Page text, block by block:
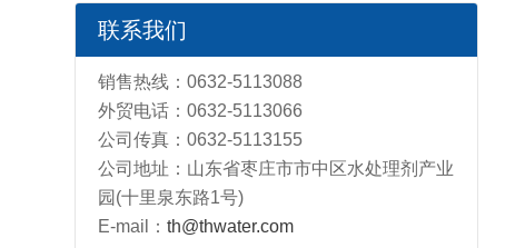
联系我们
销售热线：0632-5113088
外贸电话：0632-5113066
公司传真：0632-5113155
公司地址：山东省枣庄市市中区水处理剂产业
园(十里泉东路1号)
E-mail：th@thwater.com